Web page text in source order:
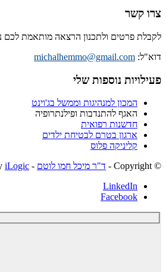
צרו קשר
לקבלת פרטים ולתכנון הרצאה מותאמת לכם
דוא"ל: michalhemmo@gmail.com
פעילויות נוספות שלי
המכון למנהיגות וממשל בג'וינט
האגף להתנדבות ופילנתרופיה
חדשנות רפואית
ארגון בטרם לבטיחת ילדים
קליניקה פלוס
© ‫Copyright -
ד"ר מיכל חמו לוטם - Developed by
iLogic
LinkedIn
Facebook